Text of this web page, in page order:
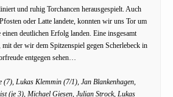
und ruhig Torchancen herausgespielt. Auch
oder Latte landete, konnten wir uns Tor um
einen deutlichen Erfolg landen. Eine insgesamt
der wir dem Spitzenspiel gegen Scherlebeck in
entgegen sehen…
(7), Lukas Klemmin (7/1), Jan Blankenhagen,
(je 3), Michael Giesen, Julian Strock, Lukas